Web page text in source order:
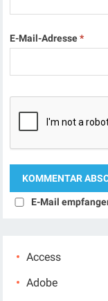
E-Mail-Adresse*
E-Mail
Access
Adobe